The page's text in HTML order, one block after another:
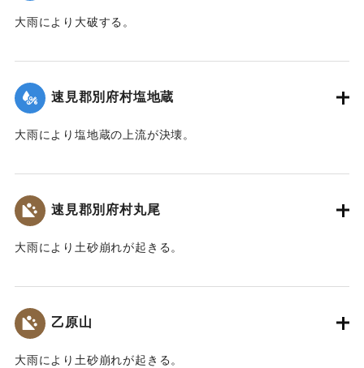
大雨により大破する。
｜固有コード:00201005
速見郡別府村塩地蔵
大雨により塩地蔵の上流が決壊。
｜固有コード:00201006
速見郡別府村丸尾
大雨により土砂崩れが起きる。
｜固有コード:00201007
乙原山
大雨により土砂崩れが起きる。